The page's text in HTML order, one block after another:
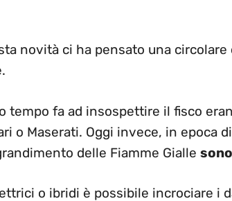
novità ci ha pensato una
tempo fa ad insospettire il fisco
o Maserati. Oggi invece, in epoca
delle Fiamme Gialle
o ibridi è possibile incrociare i